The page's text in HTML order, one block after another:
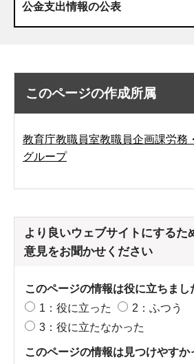
公金支出情報の公表
このページの作成所属
教育庁教職員室教職員企画課労務
グループ
より良いウェブサイトにするた
意見をお聞かせください
このページの情報は役に立ちまし
1：役に立った
2：ふつう
3：役に立たなかった
このページの情報は見つけやすか